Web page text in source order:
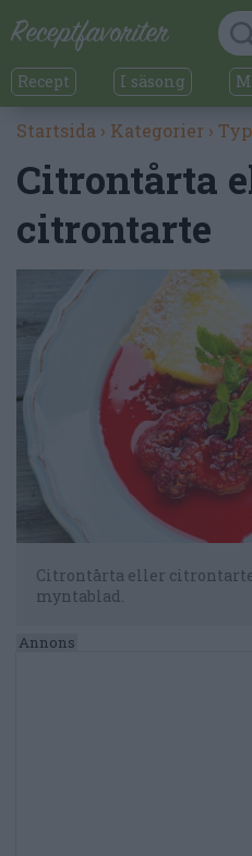
Recept I säsong
Startsida › Kategorier ›
Citrontårta
citrontarte
Citrontårta eller citrontarte
myntablad.